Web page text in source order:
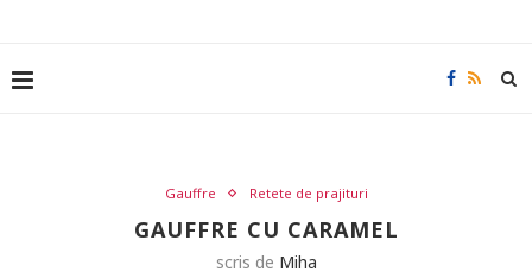
Gauffre Retete de prajituri
GAUFFRE CU CARAMEL
scris de Miha